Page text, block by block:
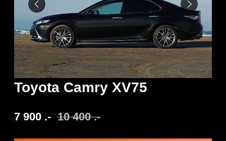
Toyota Camry XV75
7 900 .- 10 400 .-
Забронировать